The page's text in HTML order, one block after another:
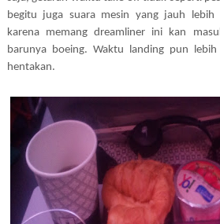
begitu juga suara mesin yang jauh lebih
karena memang dreamliner ini kan
barunya boeing. Waktu landing pun
hentakan.